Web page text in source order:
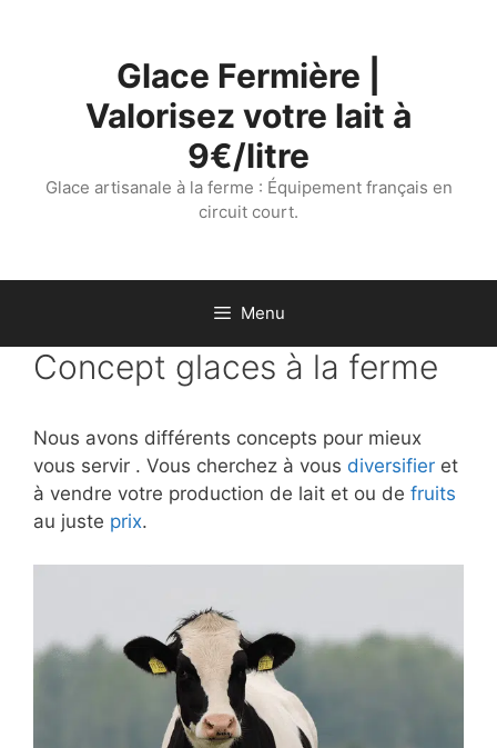
Glace Fermière |
Valorisez votre lait à
9€/litre
Glace artisanale à la ferme : Équipement français en
circuit court.
Menu
Concept glaces à la ferme
Nous avons différents concepts pour mieux
vous servir . Vous cherchez à vous diversifier et
à vendre votre production de lait et ou de fruits
au juste prix.